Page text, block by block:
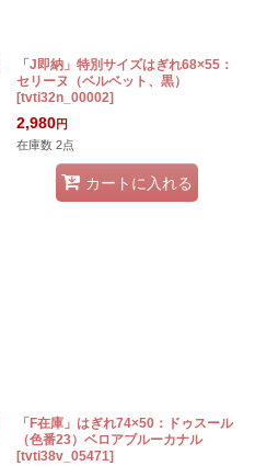
「J即納」特別サイズはぎれ68×55：
セリーヌ（ベルベット、黒）
[tvti32n_00002]
2,980円
在庫数 2点
カートに入れる
「F在庫」はぎれ74×50：ドゥスール
（色番23）ベロアブルーカナル
[tvti38v_05471]